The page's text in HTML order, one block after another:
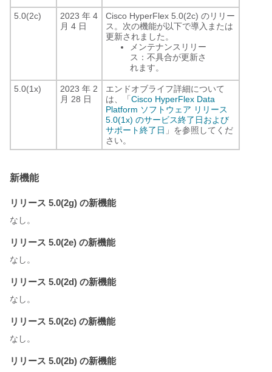
5.0(2c)
2023 年 4
月 4 日
Cisco HyperFlex 5.0(2c) のリリー
ス。次の機能が以下で導入または
更新されました。
メンテナンスリリー
ス：不具合が更新さ
れます。
5.0(1x)
2023 年 2
月 28 日
エンドオブライフ詳細について
は、「 Cisco HyperFlex Data
Platform ソフトウェア リリース
5.0(1x) のサービス終了日および
サポート終了日 」を参照してくだ
さい。
新機能
リリース 5.0(2g) の新機能
なし。
リリース 5.0(2e) の新機能
なし。
リリース 5.0(2d) の新機能
なし。
リリース 5.0(2c) の新機能
なし。
リリース 5.0(2b) の新機能